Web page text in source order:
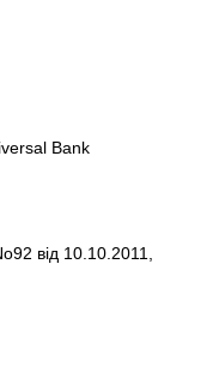
Bank
від 10.10.2011,